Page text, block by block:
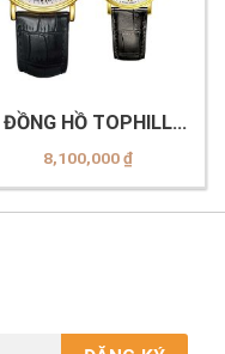
ĐỒNG HỒ TOPHILL
TA021G.PB2297 VÀ
TA057L.PB6297
8,100,000₫